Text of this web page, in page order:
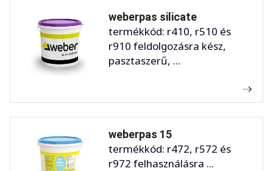
weberpas silicate
termékkód: r410, r510 és
r910 feldolgozásra kész,
pasztaszerű, ...
weberpas 15
termékkód: r472, r572 és
r972 felhasználásra ...